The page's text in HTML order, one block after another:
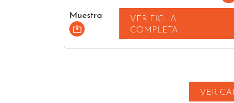
Muestra
VER FICHA
COMPLETA
VER